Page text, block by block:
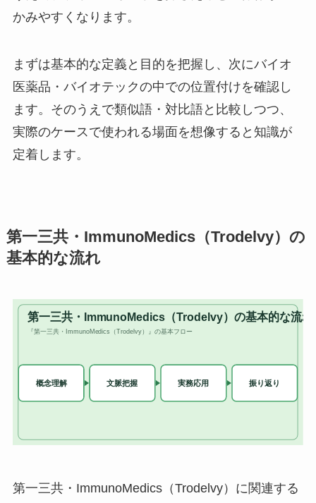
かみやすくなります。
まずは基本的な定義と目的を把握し、次にバイオ
医薬品・バイオテックの中での位置付けを確認し
ます。そのうえで類似語・対比語と比較しつつ、
実際のケースで使われる場面を想像すると知識が
定着します。
第一三共・ImmunoMedics（Trodelvy）の
基本的な流れ
第一三共・ImmunoMedics（Trodelvy）に関連する